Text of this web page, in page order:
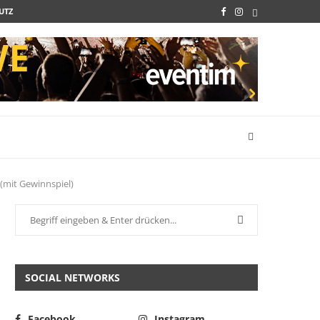
Gewinnspiel)
SOCIAL NETWORKS